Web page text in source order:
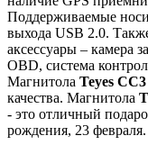
Поддерживаемые
выхода USB 2.0.
аксессуары – камера
OBD, система
Магнитола Teyes
качества. Магнитола
- это отличный
рождения, 23 февраля.